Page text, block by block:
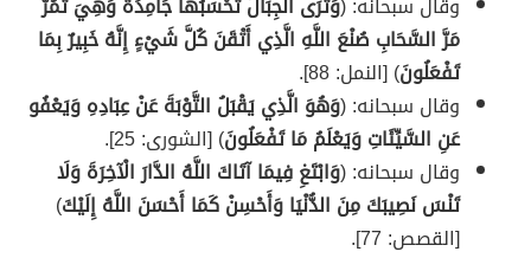
مَرَّ السَّحَابِ صُنْعَ اللَّهِ الَّذِي أَتْقَنَ كُلَّ شَيْءٍ إِنَّهُ خَبِيرٌ بِمَا
تَفْعَلُونَ) [النمل: 88].
وقال سبحانه: (وَهُوَ الَّذِي يَقْبَلُ التَّوْبَةَ عَنْ عِبَادِهِ وَيَعْفُو
عَنِ السَّيِّئَاتِ وَيَعْلَمُ مَا تَفْعَلُونَ) [الشورى: 25].
وقال سبحانه: (وَابْتَغِ فِيمَا آتَاكَ اللَّهُ الدَّارَ الْآخِرَةَ وَلَا
تَنْسَ نَصِيبَكَ مِنَ الدُّنْيَا وَأَحْسِنْ كَمَا أَحْسَنَ اللَّهُ إِلَيْكَ)
[القصص: 77].